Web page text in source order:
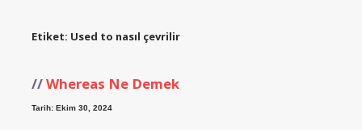
Etiket: Used to nasıl çevrilir
Whereas Ne Demek
Tarih: Ekim 30, 2024